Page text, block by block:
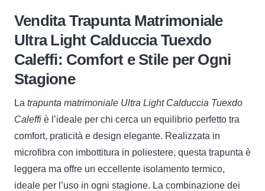
Tuexdo
Caleffi
quantità
Vendita Trapunta Matrimoniale
Ultra Light Calduccia Tuexdo
Caleffi: Comfort e Stile per Ogni
Stagione
La trapunta matrimoniale Ultra Light Calduccia Tuexdo
Caleffi è l’ideale per chi cerca un equilibrio perfetto tra
comfort, praticità e design elegante. Realizzata in
microfibra con imbottitura in poliestere, questa trapunta è
leggera ma offre un eccellente isolamento termico,
ideale per l’uso in ogni stagione. La combinazione dei